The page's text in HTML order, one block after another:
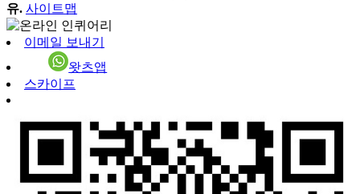
유. 사이트맵
이메일 보내기
왓츠앱
스카이프